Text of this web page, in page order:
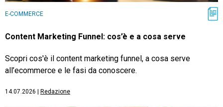
E-COMMERCE
Content Marketing Funnel: cos’è e a cosa serve
Scopri cos'è il content marketing funnel, a cosa serve
all’ecommerce e le fasi da conoscere.
14.07.2026 Redazione